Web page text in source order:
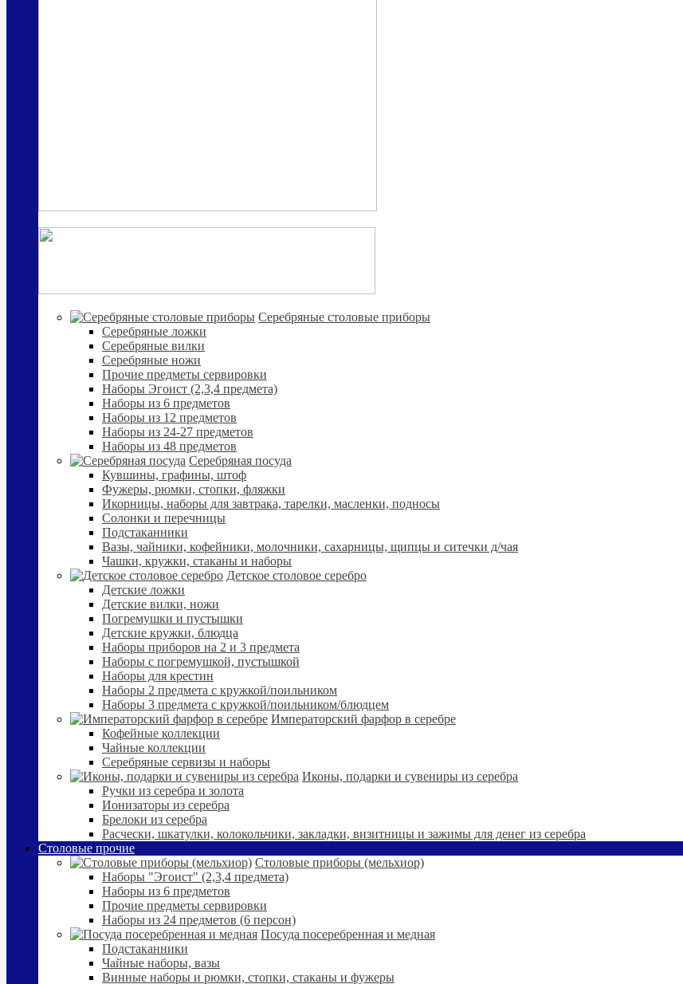
Cеребряные столовые приборы
Серебряные ложки
Серебряные вилки
Серебряные ножи
Прочие предметы сервировки
Наборы Эгоист (2,3,4 предмета)
Наборы из 6 предметов
Наборы из 12 предметов
Наборы из 24-27 предметов
Наборы из 48 предметов
Серебряная посуда
Кувшины, графины, штоф
Фужеры, рюмки, стопки, фляжки
Икорницы, наборы для завтрака, тарелки, масленки, подносы
Солонки и перечницы
Подстаканники
Вазы, чайники, кофейники, молочники, сахарницы, щипцы и ситечки д/чая
Чашки, кружки, стаканы и наборы
Детское столовое серебро
Детские ложки
Детские вилки, ножи
Погремушки и пустышки
Детские кружки, блюдца
Наборы приборов на 2 и 3 предмета
Наборы с погремушкой, пустышкой
Наборы для крестин
Наборы 2 предмета с кружкой/поильником
Наборы 3 предмета с кружкой/поильником/блюдцем
Императорский фарфор в серебре
Кофейные коллекции
Чайные коллекции
Серебряные сервизы и наборы
Иконы, подарки и сувениры из серебра
Ручки из серебра и золота
Ионизаторы из серебра
Брелоки из серебра
Расчески, шкатулки, колокольчики, закладки, визитницы и зажимы для денег из серебра
Столовые прочие
Столовые приборы (мельхиор)
Наборы "Эгоист" (2,3,4 предмета)
Наборы из 6 предметов
Прочие предметы сервировки
Наборы из 24 предметов (6 персон)
Посуда посеребренная и медная
Подстаканники
Чайные наборы, вазы
Винные наборы и рюмки, стопки, стаканы и фужеры